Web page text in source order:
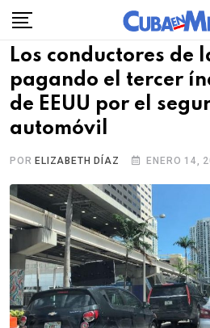
Skip
content
Los conductores de
pagando el tercer
de EEUU por el
automóvil
POR ELIZABETH DÍAZ ENERO 14,